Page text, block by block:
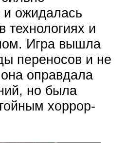
и ожидалась
технологиях и
Игра вышла
переносов и не
она оправдала
но была
хоррор-